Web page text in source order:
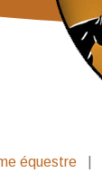
équestre